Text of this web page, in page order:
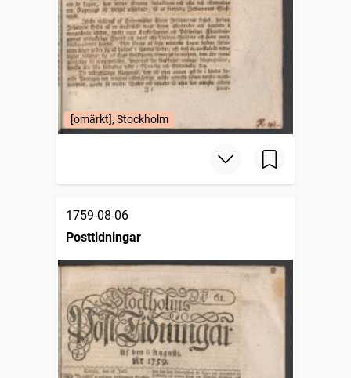
[omärkt], Stockholm
1759-08-06
Posttidningar